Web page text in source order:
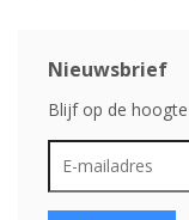
Nieuwsbrief
Blijf op de